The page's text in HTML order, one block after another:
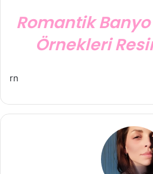
Romantik
Örnekleri
rn